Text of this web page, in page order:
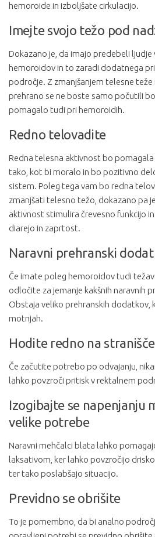
hemoroide in izboljšate cirkulacijo.
Imejte svojo težo pod
Dokazano je, da imajo predebeli
hemoroidov in to zaradi dodatnega
področje. Z zmanjšanjem telesne teže
prehrano se ne boste samo počutili
pomagalo tudi pri hemoroidih.
Redno telovadite
Redna telesna aktivnost bo
tako, kot bi moralo in bo pozitivno
sistem. Poleg tega vam bo redna
zmanjšati telesno težo, dokazano pa
aktivnost stimulira črevesno funkcijo
diarejo in zaprtost.
Naravni prehranski
Če imate poleg hemoroidov tudi
odločite za jemanje kakšnih naravnih
Obstaja veliko prehranskih dodatkov,
motnjah.
Hodite redno na stranišče
Če začutite potrebo po odvajanju,
lahko povzroči pritisk v rektalnem
Izogibajte se napenjanju
velike potrebe
Naravni mehčalci blata lahko
laksativom, ker lahko povzročijo
ter tako poslabšajo situacijo.
Previdno se obrišite
To je pomembno, da bi analno